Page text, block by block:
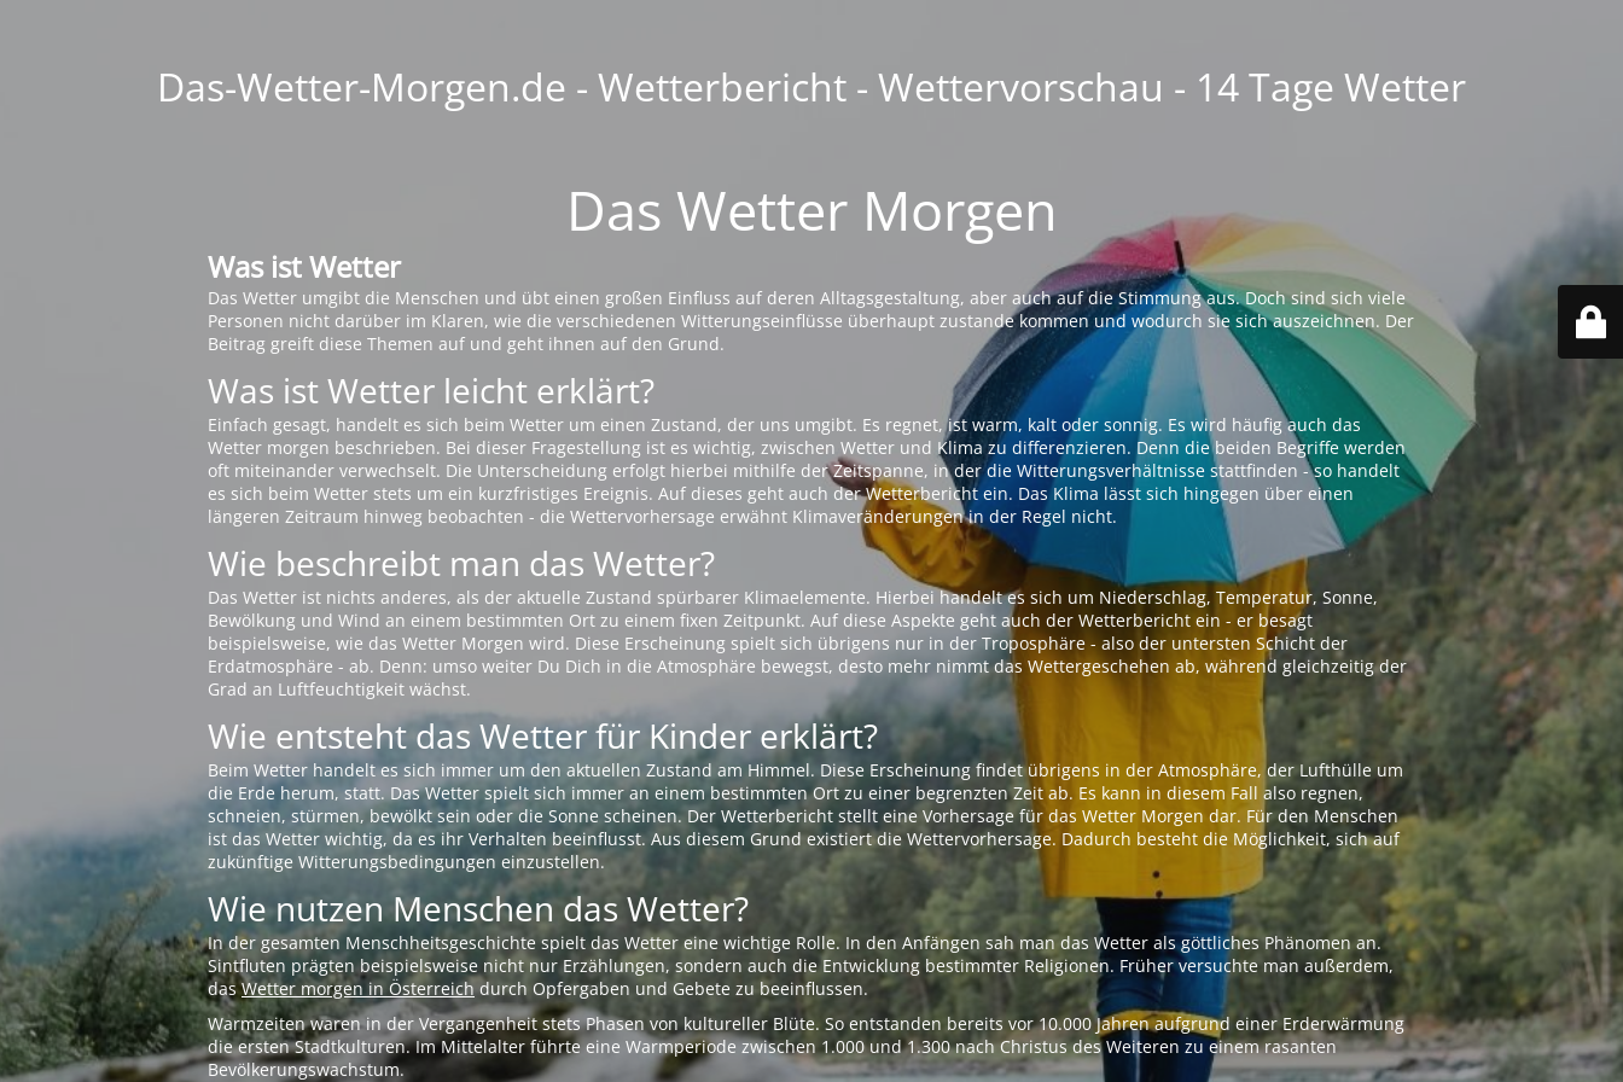
Das-Wetter-Morgen.de - Wetterbericht - Wettervorschau - 14 Tage Wetter
Das Wetter Morgen
Was ist Wetter
Das Wetter umgibt die Menschen und übt einen großen Einfluss auf deren Alltagsgestaltung, aber auch auf die Stimmung aus. Doch sind sich viele
Personen nicht darüber im Klaren, wie die verschiedenen Witterungseinflüsse überhaupt zustande kommen und wodurch sie sich auszeichnen. Der
Beitrag greift diese Themen auf und geht ihnen auf den Grund.
Was ist Wetter leicht erklärt?
Einfach gesagt, handelt es sich beim Wetter um einen Zustand, der uns umgibt. Es regnet, ist warm, kalt oder sonnig. Es wird häufig auch das
Wetter morgen beschrieben. Bei dieser Fragestellung ist es wichtig, zwischen Wetter und Klima zu differenzieren. Denn die beiden Begriffe werden
oft miteinander verwechselt. Die Unterscheidung erfolgt hierbei mithilfe der Zeitspanne, in der die Witterungsverhältnisse stattfinden - so handelt
es sich beim Wetter stets um ein kurzfristiges Ereignis. Auf dieses geht auch der Wetterbericht ein. Das Klima lässt sich hingegen über einen
längeren Zeitraum hinweg beobachten - die Wettervorhersage erwähnt Klimaveränderungen in der Regel nicht.
Wie beschreibt man das Wetter?
Das Wetter ist nichts anderes, als der aktuelle Zustand spürbarer Klimaelemente. Hierbei handelt es sich um Niederschlag, Temperatur, Sonne,
Bewölkung und Wind an einem bestimmten Ort zu einem fixen Zeitpunkt. Auf diese Aspekte geht auch der Wetterbericht ein - er besagt
beispielsweise, wie das Wetter Morgen wird. Diese Erscheinung spielt sich übrigens nur in der Troposphäre - also der untersten Schicht der
Erdatmosphäre - ab. Denn: umso weiter Du Dich in die Atmosphäre bewegst, desto mehr nimmt das Wettergeschehen ab, während gleichzeitig der
Grad an Luftfeuchtigkeit wächst.
Wie entsteht das Wetter für Kinder erklärt?
Beim Wetter handelt es sich immer um den aktuellen Zustand am Himmel. Diese Erscheinung findet übrigens in der Atmosphäre, der Lufthülle um
die Erde herum, statt. Das Wetter spielt sich immer an einem bestimmten Ort zu einer begrenzten Zeit ab. Es kann in diesem Fall also regnen,
schneien, stürmen, bewölkt sein oder die Sonne scheinen. Der Wetterbericht stellt eine Vorhersage für das Wetter Morgen dar. Für den Menschen
ist das Wetter wichtig, da es ihr Verhalten beeinflusst. Aus diesem Grund existiert die Wettervorhersage. Dadurch besteht die Möglichkeit, sich auf
zukünftige Witterungsbedingungen einzustellen.
Wie nutzen Menschen das Wetter?
In der gesamten Menschheitsgeschichte spielt das Wetter eine wichtige Rolle. In den Anfängen sah man das Wetter als göttliches Phänomen an.
Sintfluten prägten beispielsweise nicht nur Erzählungen, sondern auch die Entwicklung bestimmter Religionen. Früher versuchte man außerdem,
dasWetter morgen in Österreichdurch Opfergaben und Gebete zu beeinflussen.
Warmzeiten waren in der Vergangenheit stets Phasen von kultureller Blüte. So entstanden bereits vor 10.000 Jahren aufgrund einer Erderwärmung
die ersten Stadtkulturen. Im Mittelalter führte eine Warmperiode zwischen 1.000 und 1.300 nach Christus des Weiteren zu einem rasanten
Bevölkerungswachstum.